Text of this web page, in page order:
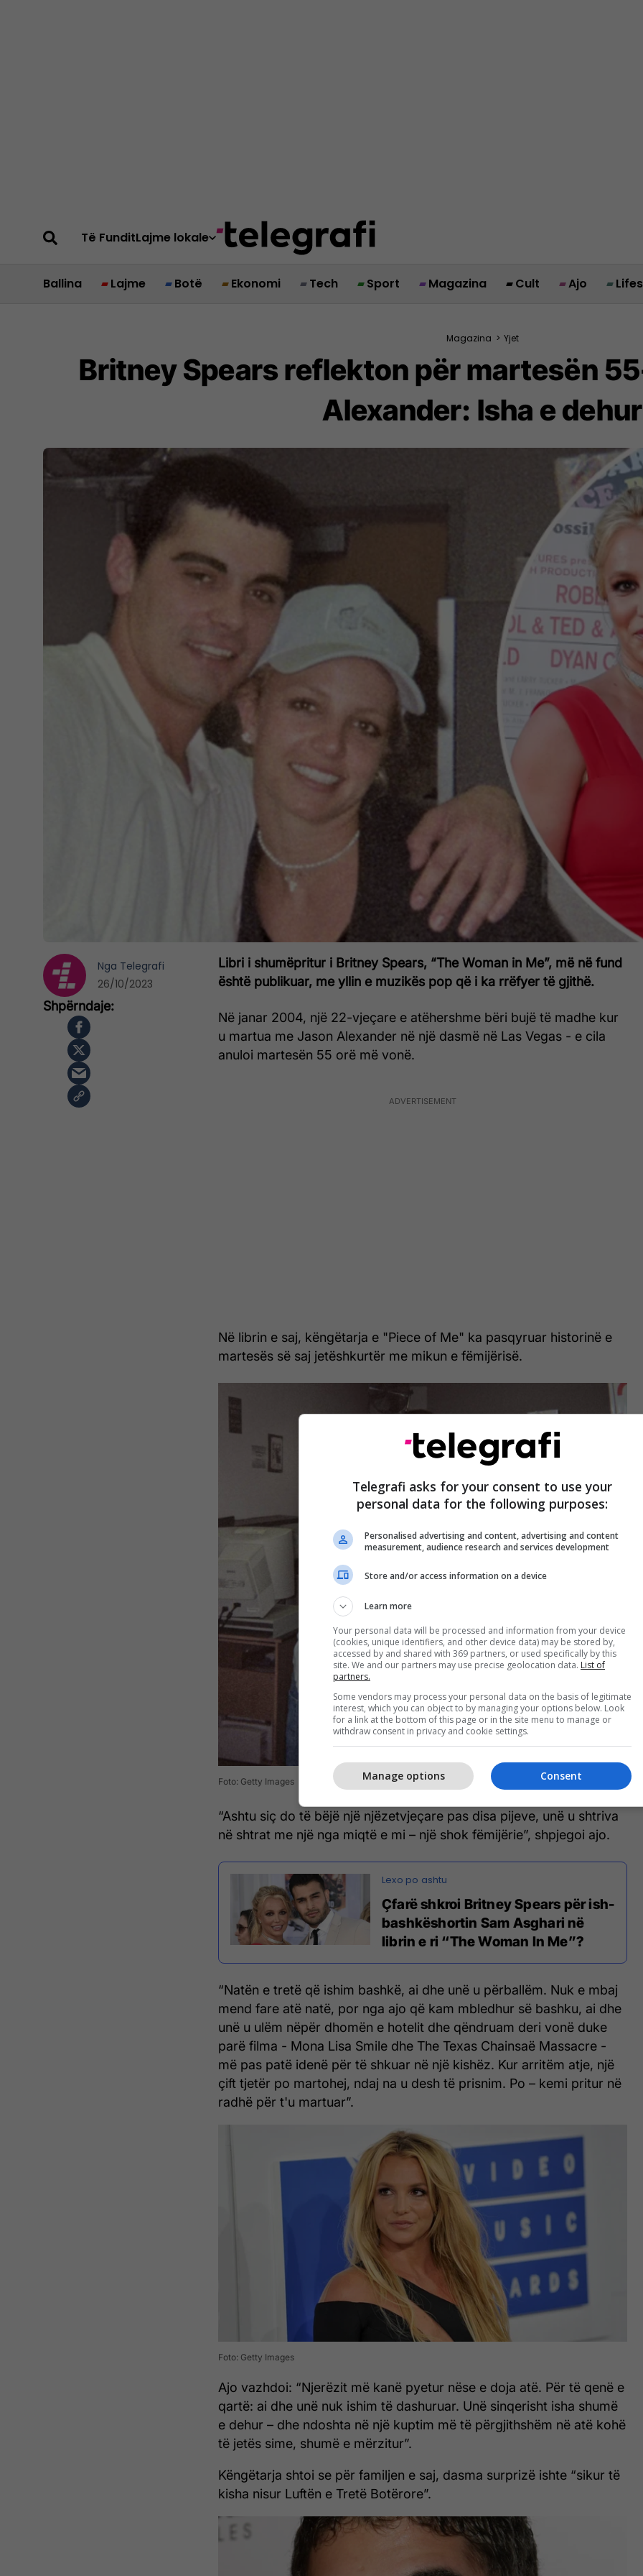
Të FunditLajme lokale
Ballina Lajme Botë Ekonomi Tech Sport Magazina Cult Ajo
Magazina > Yjet
Britney Spears reflekton për martesën
Alexander: Isha e dehur
Libri i shumëpritur i Britney Spears, “The Woman in Me”, më në fund
është publikuar, me yllin e muzikës pop që i ka rrëfyer të gjithë.
Në janar 2004, një 22-vjeçare e atëhershme bëri bujë të madhe kur
u martua me Jason Alexander në një dasmë në Las Vegas - e cila
anuloi martesën 55 orë më vonë.
Në librin e saj, këngëtarja e "Piece of Me" ka pasqyruar historinë e
martesës së saj jetëshkurtër me mikun e fëmijërisë.
Foto: Getty Images
“Ashtu siç do të bëjë një njëzetvjeçare pas disa pijeve, unë u shtriva
në shtrat me një nga miqtë e mi – një shok fëmijërie”, shpjegoi ajo.
Çfarë shkroi Britney Spears për ish-
bashkëshortin Sam Asghari në
librin e ri “The Woman In Me”?
“Natën e tretë që ishim bashkë, ai dhe unë u përballëm. Nuk e mbaj
mend fare atë natë, por nga ajo që kam mbledhur së bashku, ai dhe
unë u ulëm nëpër dhomën e hotelit dhe qëndruam deri vonë duke
parë filma - Mona Lisa Smile dhe The Texas Chainsaë Massacre -
më pas patë idenë për të shkuar në një kishëz. Kur arritëm atje, një
çift tjetër po martohej, ndaj na u desh të prisnim. Po – kemi pritur në
radhë për t'u martuar”.
Foto: Getty Images
Ajo vazhdoi: “Njerëzit më kanë pyetur nëse e doja atë. Për të qenë e
qartë: ai dhe unë nuk ishim të dashuruar. Unë sinqerisht isha shumë
e dehur – dhe ndoshta në një kuptim më të përgjithshëm në atë kohë
të jetës sime, shumë e mërzitur”.
Këngëtarja shtoi se për familjen e saj, dasma surprizë ishte “sikur të
kisha nisur Luftën e Tretë Botërore”.
Nga Telegrafi
26/10/2023
Telegrafi asks for your consent to use your
personal data for the following purposes:
Personalised advertising and content, advertising and content
measurement, audience research and services development
Store and/or access information on a device
Learn more
Your personal data will be processed and information from your device
(cookies, unique identifiers, and other device data) may be stored by,
accessed by and shared with 369 partners, or used specifically by this
site. We and our partners may use precise geolocation data. List of
partners.
Some vendors may process your personal data on the basis of legitimate
interest, which you can object to by managing your options below. Look
for a link at the bottom of this page or in the site menu to manage or
withdraw consent in privacy and cookie settings.
Consent
Manage options